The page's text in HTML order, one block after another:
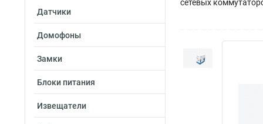
Датчики
Домофоны
Замки
Блоки питания
Извещатели
сетевых